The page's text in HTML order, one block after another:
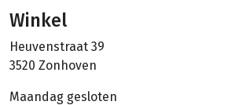
Winkel
Heuvenstraat 39
3520 Zonhoven
Maandag gesloten